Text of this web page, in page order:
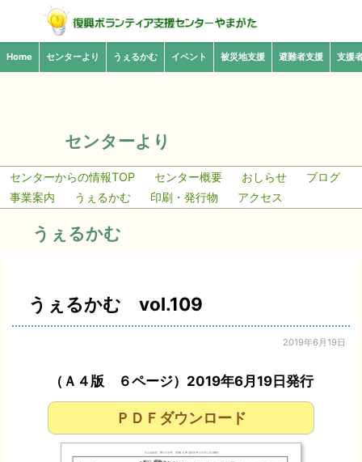
Home センターより うぇるかむ イベント 被災地支援 避難者支援 支援
センターより
センターからの情報TOP センター概要 おしらせ
ブログ
事業案内
うぇるかむ 印刷・発行物 アクセス
うぇるかむ
うぇるかむ vol.109
2019年6月19日
（Ａ４版 ６ページ）2019年6月19日発行
ＰＤＦダウンロード